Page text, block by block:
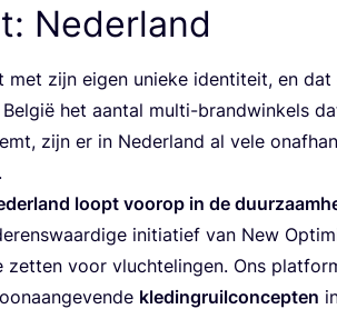
Nederland
met zijn eigen unie­ke iden­ti­teit, en
het aan­tal mul­ti-brand­win­kels
zijn er in Neder­land al vele
loopt voor­op in de
ini­ti­a­tief van New
zet­ten voor vluch­te­lin­gen. Ons
kle­ding­ruil­con­cep­ten